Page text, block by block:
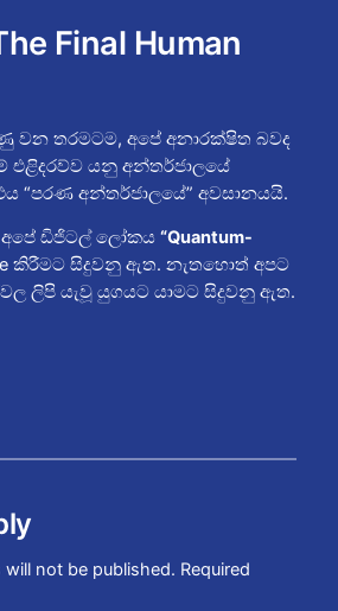
Final Human
වන තරමටම, අපේ අනාරක්ෂිත බවද
එළිදරව්ව යනු අන්තර්ජාලයේ
“පරණ අන්තර්ජාලයේ” අවසානයයි.
ඩිජිටල් ලෝකය “Quantum-
කිරීමට සිදුවනු ඇත. නැතහොත් අපට
ලිපි යැවූ යුගයට යාමට සිදුවනු ඇත.
will not be published. Required